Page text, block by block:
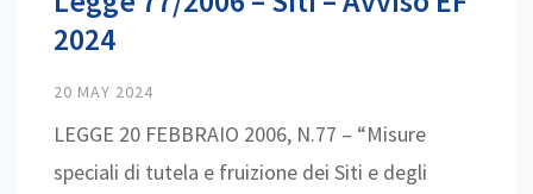
2024
20 MAY 2024
LEGGE 20 FEBBRAIO 2006, N.77 – “Misure
speciali di tutela e fruizione dei Siti e degli